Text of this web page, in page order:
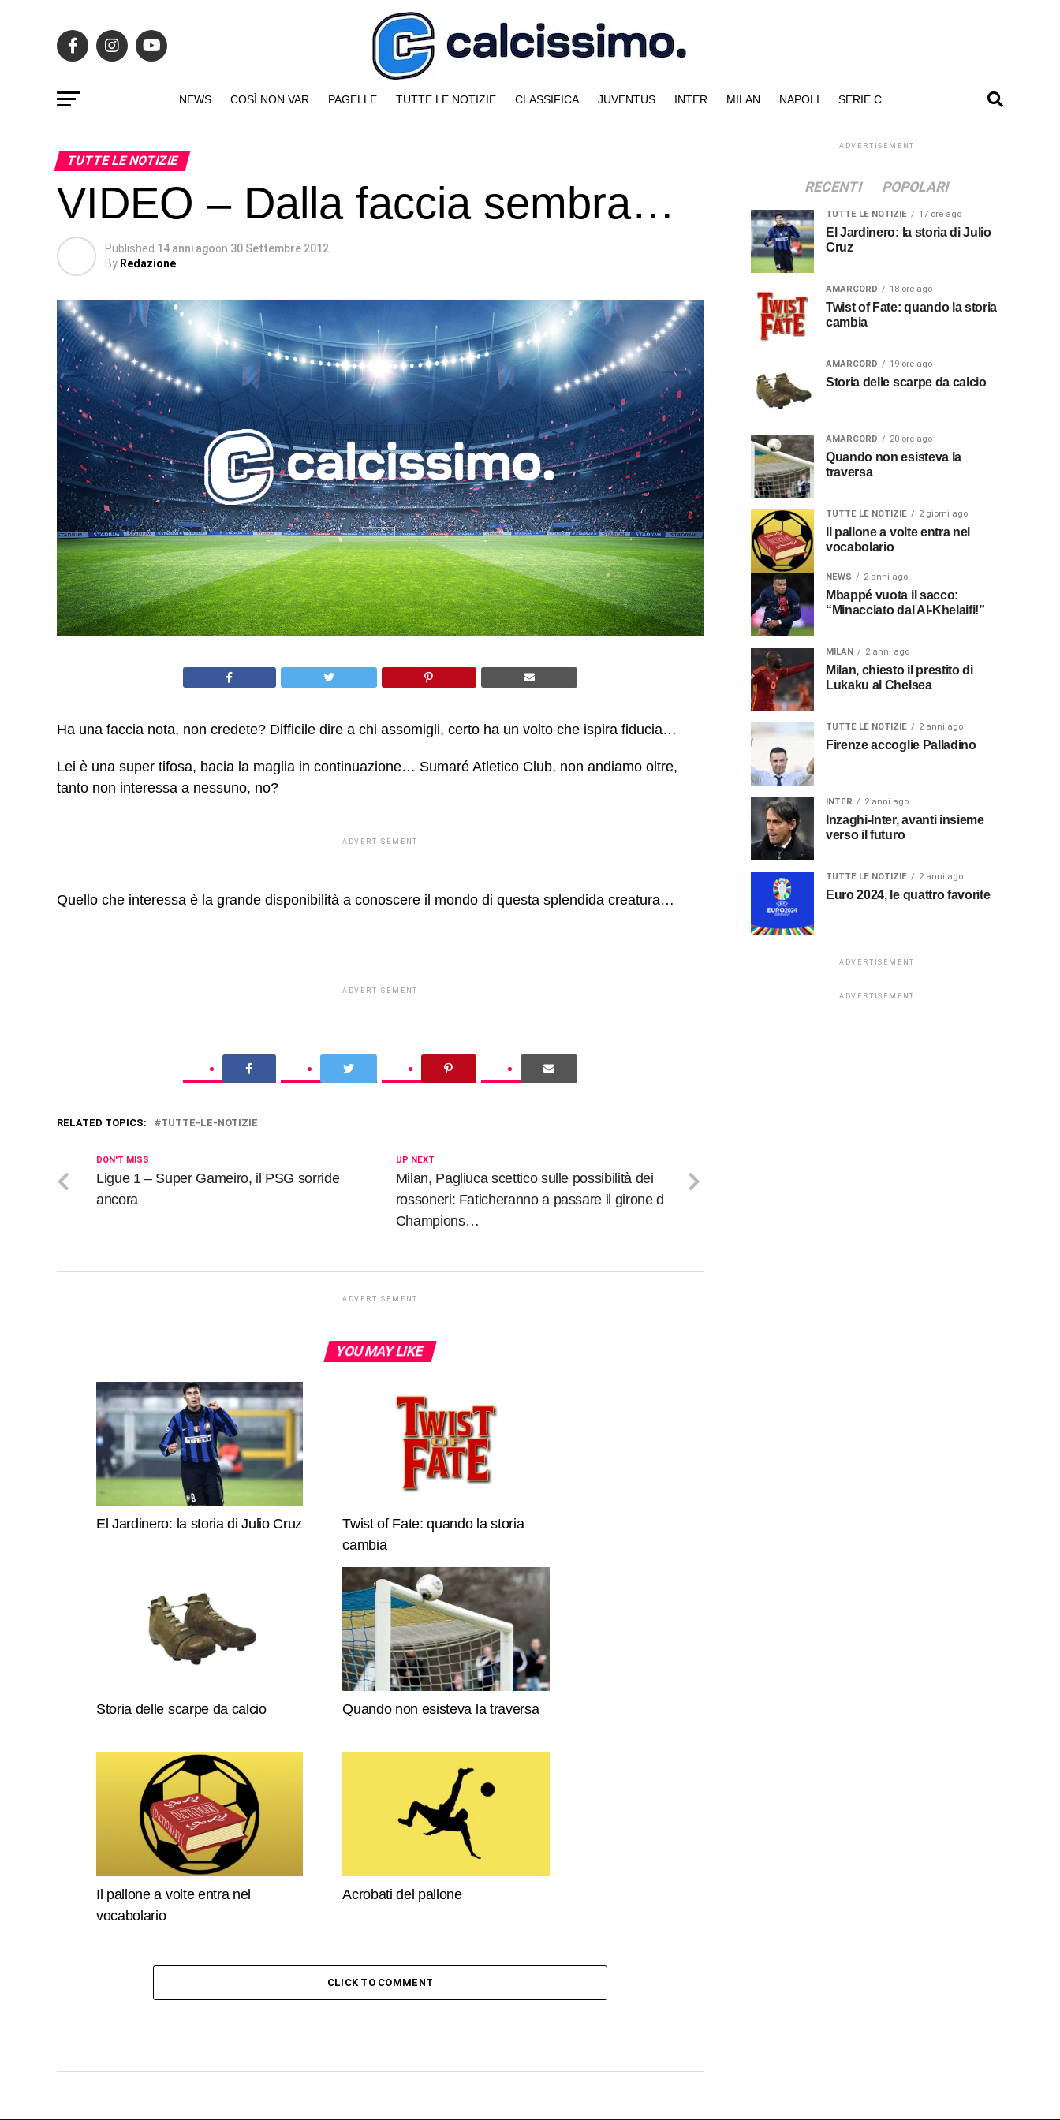
NEWS COSÌ NON VAR PAGELLE TUTTE LE NOTIZIE CLASSIFICA JUVENTUS INTER MILAN NAPOLI SERIE C
TUTTE LE NOTIZIE
VIDEO – Dalla faccia sembra…
Published 14 anni agoon 30 Settembre 2012
By Redazione
Ha una faccia nota, non credete? Difficile dire a chi assomigli, certo ha un volto che ispira fiducia…
Lei è una super tifosa, bacia la maglia in continuazione… Sumaré Atletico Club, non andiamo oltre,
tanto non interessa a nessuno, no?
ADVERTISEMENT
Quello che interessa è la grande disponibilità a conoscere il mondo di questa splendida creatura…
ADVERTISEMENT
RELATED TOPICS: TUTTE-LE-NOTIZIE
UP NEXT
Milan, Pagliuca scettico sulle possibilità dei
rossoneri: Faticheranno a passare il girone d
Champions…
DON'T MISS
Ligue 1 – Super Gameiro, il PSG sorride
ancora
ADVERTISEMENT
YOU MAY LIKE
El Jardinero: la storia di Julio Cruz
Twist of Fate: quando la storia
cambia
Storia delle scarpe da calcio Quando non esisteva la traversa
Il pallone a volte entra nel
vocabolario
Acrobati del pallone
CLICK TO COMMENT
ADVERTISEMENT
RECENTI POPOLARI
TUTTE LE NOTIZIE 17 ore ago
El Jardinero: la storia di Julio
Cruz
AMARCORD 18 ore ago
Twist of Fate: quando la storia
cambia
AMARCORD 19 ore ago
Storia delle scarpe da calcio
AMARCORD 20 ore ago
Quando non esisteva la
traversa
TUTTE LE NOTIZIE 2 giorni ago
Il pallone a volte entra nel
vocabolario
NEWS 2 anni ago
Mbappé vuota il sacco:
“Minacciato dal Al-Khelaifi!”
MILAN 2 anni ago
Milan, chiesto il prestito di
Lukaku al Chelsea
TUTTE LE NOTIZIE 2 anni ago
Firenze accoglie Palladino
INTER 2 anni ago
Inzaghi-Inter, avanti insieme
verso il futuro
TUTTE LE NOTIZIE 2 anni ago
Euro 2024, le quattro favorite
ADVERTISEMENT
ADVERTISEMENT